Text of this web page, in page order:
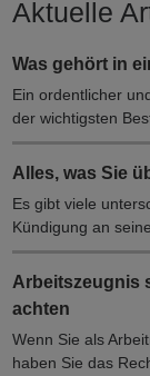
Aktuelle
Was gehört in
Ein ordentlicher
der wichtigsten
Alles, was Sie
Es gibt viele
Kündigung an
Arbeitszeugnis
achten
Wenn Sie als
haben Sie das